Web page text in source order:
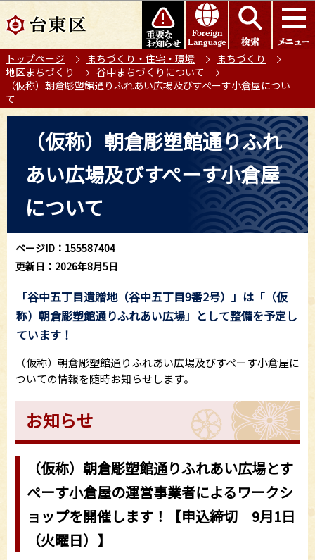
の
ー
ジ
の
先
このページの本文へ移動
トップページ まちづくり・住宅・環境
まちづくり
地区まちづくり
谷中まちづくりについて
（仮称）朝倉彫塑館通りふれあい広場及びすぺーす小倉屋につい
て
（仮称）朝倉彫塑館通りふれ
あい広場及びすぺーす小倉屋
について
ページID：155587404
更新日：2026年8月5日
「谷中五丁目遺贈地（谷中五丁目9番2号）」は「（仮
称）朝倉彫塑館通りふれあい広場」として整備を予定し
ています！
（仮称）朝倉彫塑館通りふれあい広場及びすぺーす小倉屋に
ついての情報を随時お知らせします。
お知らせ
（仮称）朝倉彫塑館通りふれあい広場とす
ぺーす小倉屋の運営事業者によるワークシ
ョップを開催します！【申込締切 9月1日
（火曜日）】